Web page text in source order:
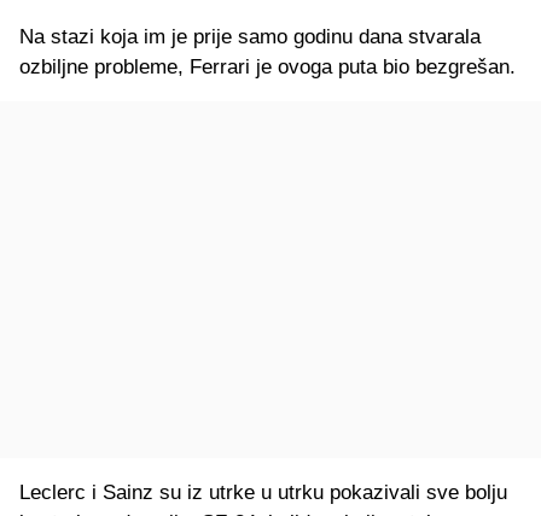
Na stazi koja im je prije samo godinu dana stvarala
ozbiljne probleme, Ferrari je ovoga puta bio bezgrešan.
Leclerc i Sainz su iz utrke u utrku pokazivali sve bolju